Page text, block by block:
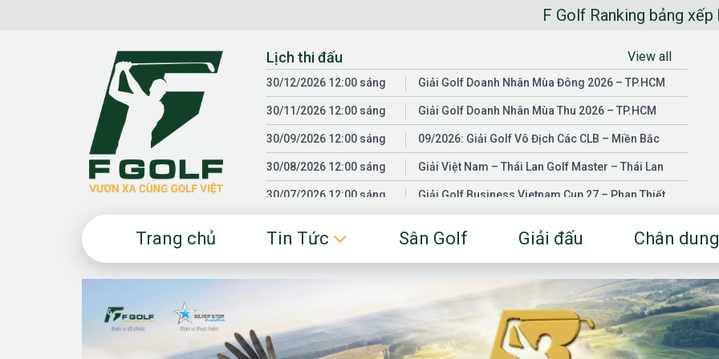
F Golf Ranking bảng xếp hạng
Lịch thi đấu View all
30/12/2026 12:00 sáng Giải Golf Doanh Nhân Mùa Đông 2026 – TP.HCM
30/11/2026 12:00 sáng Giải Golf Doanh Nhân Mùa Thu 2026 – TP.HCM
30/09/2026 12:00 sáng 09/2026: Giải Golf Vô Địch Các CLB – Miền Bắc
30/08/2026 12:00 sáng Giải Việt Nam – Thái Lan Golf Master – Thái Lan
30/07/2026 12:00 sáng Giải Golf Business Vietnam Cup 27 – Phan Thiết
30/01/2026 12:00 sáng
Fgolf Open Championship – Tây Ninh
18/04/2025 12:00 sáng Golf Business Vietnam Cup 25
Trang chủ Tin Tức Sân Golf Giải đấu Chân